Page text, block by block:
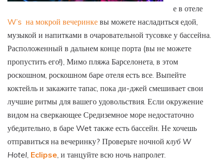
е в отеле
W’s на мокрой вечеринке вы можете насладиться едой,
музыкой и напитками в очаровательной тусовке у бассейна.
Расположенный в дальнем конце порта (вы не можете
пропустить его!), Мимо пляжа Барселонета, в этом
роскошном, роскошном баре отеля есть все. Выпейте
коктейль и закажите тапас, пока ди-джей смешивает свои
лучшие ритмы для вашего удовольствия. Если окружение
видом на сверкающее Средиземное море недостаточно
убедительно, в баре Wet также есть бассейн. Не хочешь
отправиться на вечеринку? Проверьте ночной клуб W
Hotel Eclipse , и танцуйте всю ночь напролет.